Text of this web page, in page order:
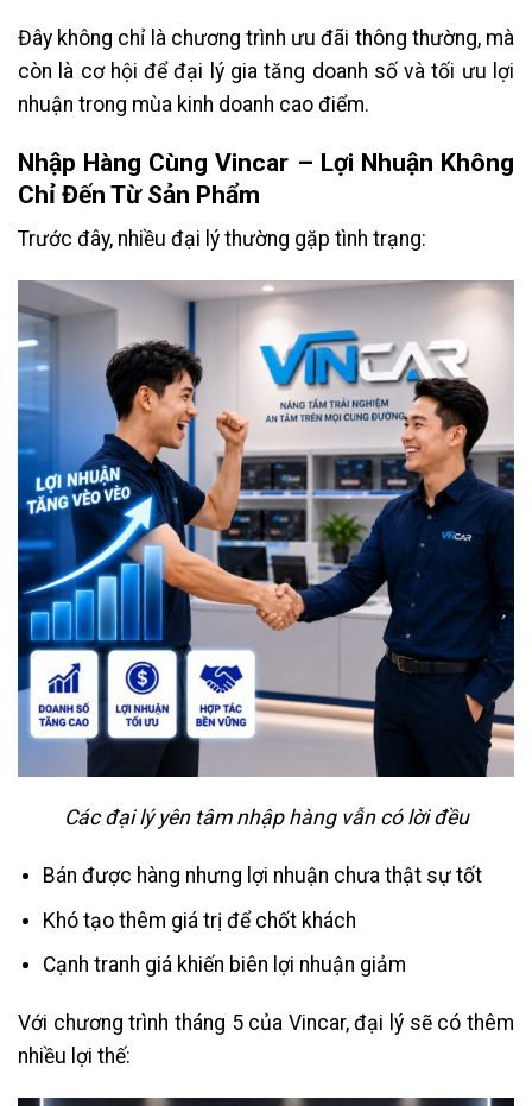
Đây không chỉ là chương trình ưu đãi thông thường, mà
còn là cơ hội để đại lý gia tăng doanh số và tối ưu lợi
nhuận trong mùa kinh doanh cao điểm.
Nhập Hàng Cùng Vincar – Lợi Nhuận Không
Chỉ Đến Từ Sản Phẩm
Trước đây, nhiều đại lý thường gặp tình trạng:
Các đại lý yên tâm nhập hàng vẫn có lời đều
Bán được hàng nhưng lợi nhuận chưa thật sự tốt
Khó tạo thêm giá trị để chốt khách
Cạnh tranh giá khiến biên lợi nhuận giảm
Với chương trình tháng 5 của Vincar, đại lý sẽ có thêm
nhiều lợi thế: